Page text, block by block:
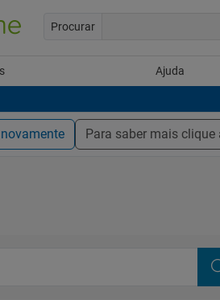
Procurar
Ajuda
Para saber mais clique